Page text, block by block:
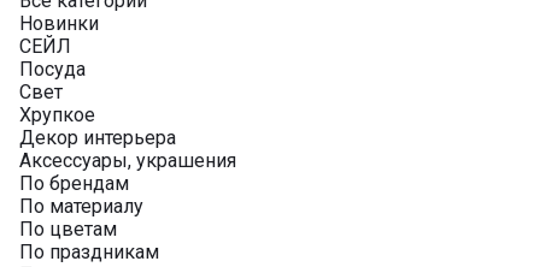
Новинки
СЕЙЛ
Посуда
Свет
Хрупкое
Декор интерьера
Аксессуары, украшения
По брендам
По материалу
По цветам
По праздникам